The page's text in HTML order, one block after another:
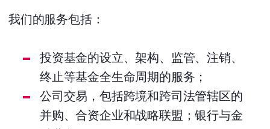
我们的服务包括：
投资基金的设立、架构、监管、注销、
终止等基金全生命周期的服务；
公司交易，包括跨境和跨司法管辖区的
并购、合资企业和战略联盟；银行与金